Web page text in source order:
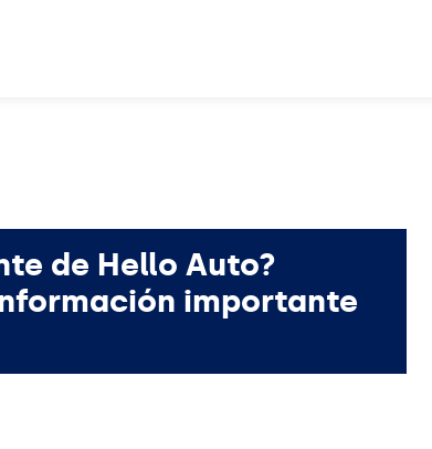
de Hello Auto?
importante